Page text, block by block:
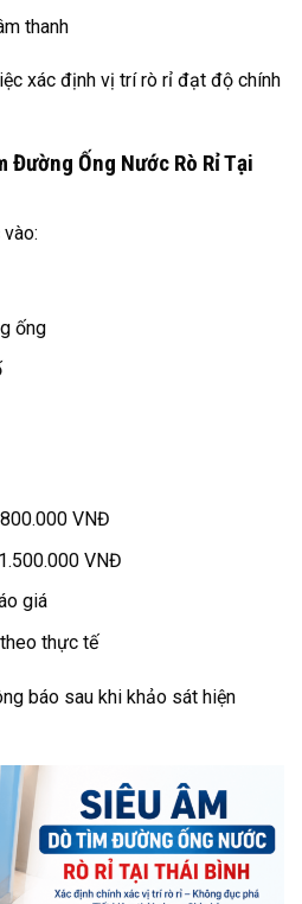
thanh
xác định vị trí rò rỉ đạt độ chính
Đường Ống Nước Rò Rỉ Tại
ống
VNĐ
VNĐ
giá
thực tế
báo sau khi khảo sát hiện